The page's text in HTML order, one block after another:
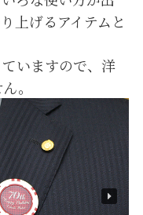
上げるアイテムと
いますので、洋
。